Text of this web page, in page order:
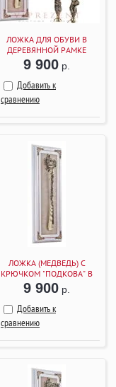
ЛОЖКА ДЛЯ ОБУВИ В
ДЕРЕВЯННОЙ РАМКЕ
(БЕЛЫЙ)
9 900 р.
Добавить к
сравнению
ЛОЖКА (МЕДВЕДЬ) С
КРЮЧКОМ "ПОДКОВА" В
ДЕРЕВЯННОЙ РАМКЕ
(БЕЛЫЙ)
9 900 р.
Добавить к
сравнению